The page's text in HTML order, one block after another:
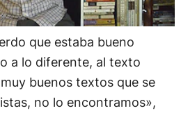
que estaba bueno
a lo diferente, al texto
buenos textos que se
no lo encontramos»,